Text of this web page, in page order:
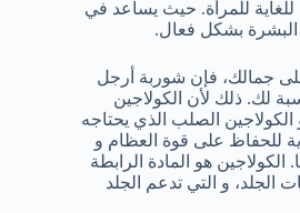
للغاية للمرأة. حيث يساعد في
بشكل فعال.
جمالك، فإن شوربة أرجل
لك. ذلك لأن الكولاجين
الصلب الذي يحتاجه
للحفاظ على قوة العظام و
هو المادة الرابطة
الجلد، و التي تدعم الجلد